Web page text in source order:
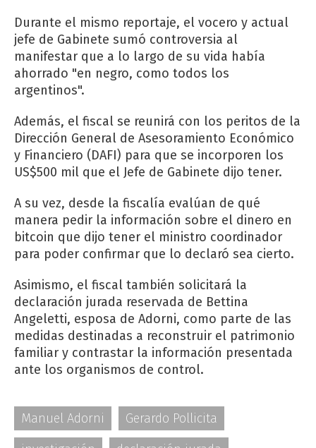
Durante el mismo reportaje, el vocero y actual
jefe de Gabinete sumó controversia al
manifestar que a lo largo de su vida había
ahorrado "en negro, como todos los
argentinos".
Además, el fiscal se reunirá con los peritos de la
Dirección General de Asesoramiento Económico
y Financiero (DAFI) para que se incorporen los
US$500 mil que el Jefe de Gabinete dijo tener.
A su vez, desde la fiscalía evalúan de qué
manera pedir la información sobre el dinero en
bitcoin que dijo tener el ministro coordinador
para poder confirmar que lo declaró sea cierto.
Asimismo, el fiscal también solicitará la
declaración jurada reservada de Bettina
Angeletti, esposa de Adorni, como parte de las
medidas destinadas a reconstruir el patrimonio
familiar y contrastar la información presentada
ante los organismos de control.
Manuel Adorni
Gerardo Pollicita